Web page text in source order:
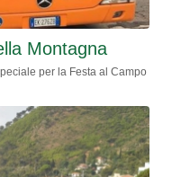
Montagna
per la Festa al Campo